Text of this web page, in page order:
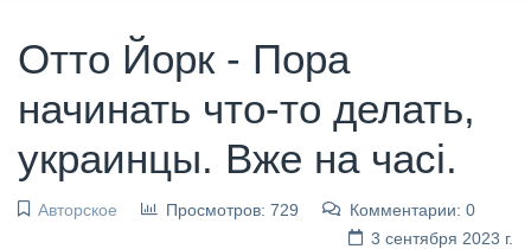
Отто Йорк - Пора
начинать что-то делать,
украинцы. Вже на часі.
Авторское Просмотров: 729
Комментарии: 0
3 сентября 2023 г.